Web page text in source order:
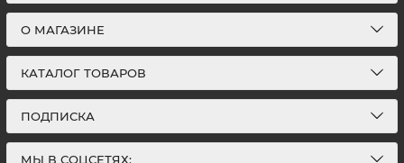
О МАГАЗИНЕ
КАТАЛОГ ТОВАРОВ
ПОДПИСКА
МЫ В СОЦСЕТЯХ: